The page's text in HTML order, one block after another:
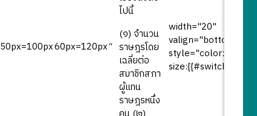
50px=100px60px=120px“
ไปนี้
(๑) จำนวน
ราษฎรโดย
เฉลี่ยต่อ
สมาชิกสภา
ผู้แทน
ราษฎรหนึ่ง
width="20"
valign="bottom"
size:{{#switch: